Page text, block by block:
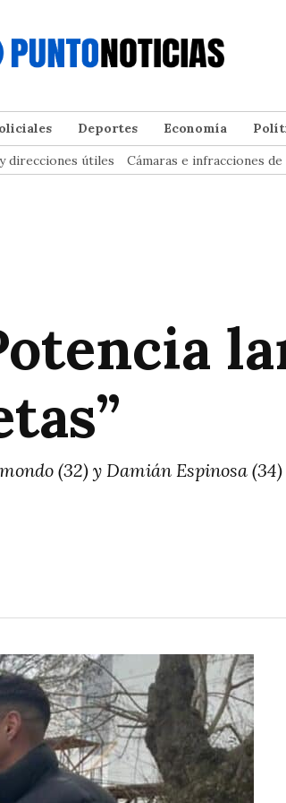
Deportes Economía
direcciones útiles Cámaras e infracciones
(32) y Damián Espinosa (34)